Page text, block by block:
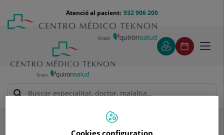
contingut
Menú
teléfono
cabecera
932 906 200
Atenció al pacient:
Ecografia musculoesquelètica
Cookies configuration